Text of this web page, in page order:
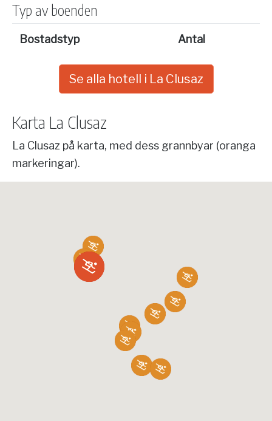
Typ av boenden
Bostadstyp Antal
Se alla hotell i La Clusaz
Karta La Clusaz
La Clusaz på karta, med dess grannbyar (oranga
markeringar).